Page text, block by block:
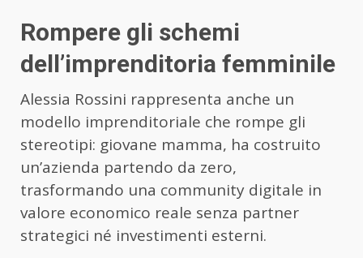
Rompere gli schemi
dell’imprenditoria femminile
Alessia Rossini rappresenta anche un
modello imprenditoriale che rompe gli
stereotipi: giovane mamma, ha costruito
un’azienda partendo da zero,
trasformando una community digitale in
valore economico reale senza partner
strategici né investimenti esterni.